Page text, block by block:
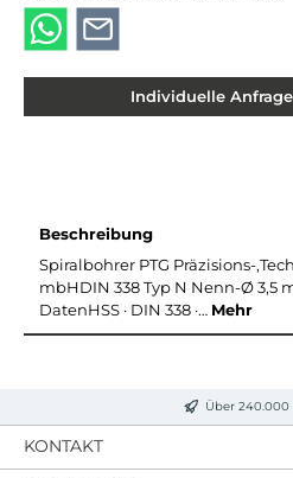
Individuelle
Beschreibung
Spiralbohrer PTG Präzisions-
mbHDIN 338 Typ N Nenn-Ø 3,5
DatenHSS · DIN 338 ·… Mehr
Über 240.000
KONTAKT